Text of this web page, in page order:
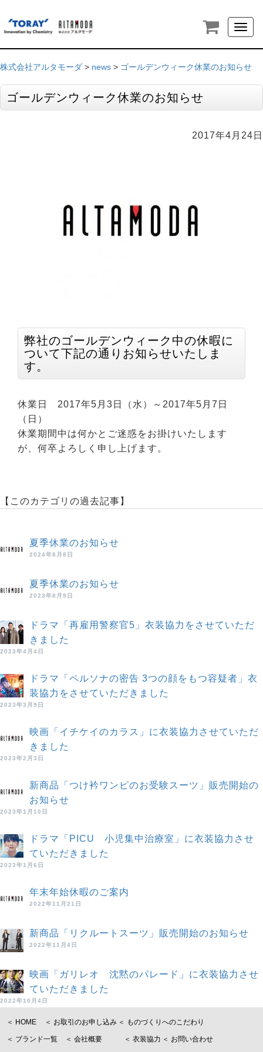
株式会社アルタモーダ > news > ゴールデンウィーク休業のお知らせ
ゴールデンウィーク休業のお知らせ
2017年4月24日
弊社のゴールデンウィーク中の休暇に
ついて下記の通りお知らせいたしま
す。
休業日 2017年5月3日（水）～2017年5月7日
（日）
休業期間中は何かとご迷惑をお掛けいたします
が、何卒よろしく申し上げます。
【このカテゴリの過去記事】
夏季休業のお知らせ
2024年8月8日
夏季休業のお知らせ
2023年8月9日
ドラマ「再雇用警察官5」衣装協力をさせていただ
きました
2023年4月4日
ドラマ「ペルソナの密告 3つの顔をもつ容疑者」衣
装協力をさせていただきました
2023年3月9日
映画「イチケイのカラス」に衣装協力させていただ
きました
2023年2月3日
新商品「つけ衿ワンピのお受験スーツ」販売開始の
お知らせ
2023年1月10日
ドラマ「PICU 小児集中治療室」に衣装協力させ
ていただきました
2023年1月6日
年末年始休暇のご案内
2022年11月21日
新商品「リクルートスーツ」販売開始のお知らせ
2022年11月4日
映画「ガリレオ 沈黙のパレード」に衣装協力させ
ていただきました
2022年10月4日
＜ HOME ＜ お取引のお申し込み ＜ ものづくりへのこだわり
＜ ブランド一覧 ＜ 会社概要 ＜ 衣装協力 ＜ お問い合わせ